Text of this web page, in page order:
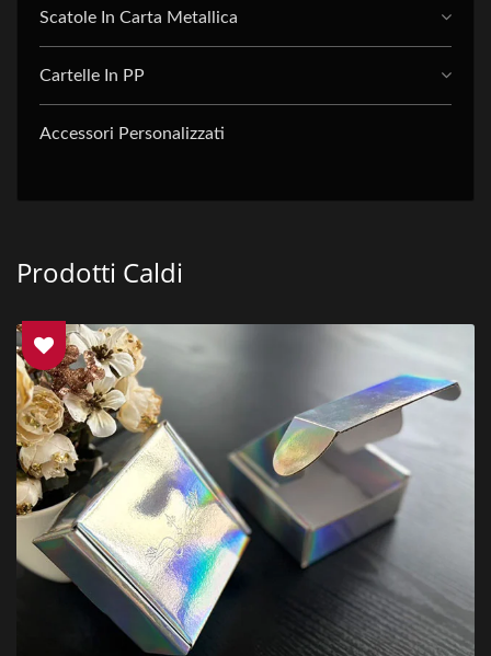
Scatole In Carta Metallica
Cartelle In PP
Accessori Personalizzati
Prodotti Caldi